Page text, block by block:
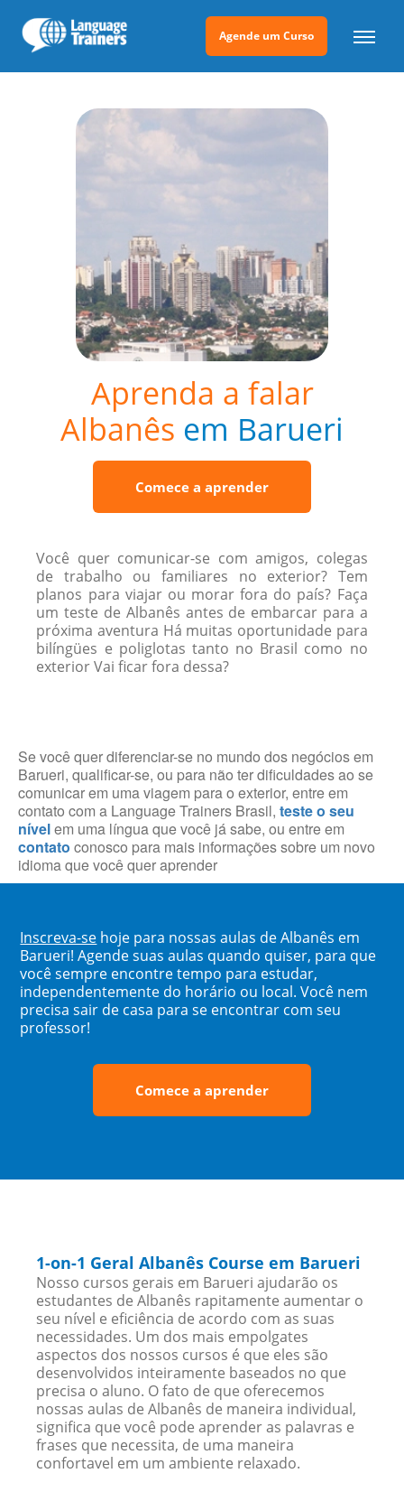
Agende um Curso
Aprenda a falar
Albanês em Barueri
Comece a aprender
Você quer comunicar-se com amigos, colegas
de trabalho ou familiares no exterior? Tem
planos para viajar ou morar fora do país? Faça
um teste de Albanês antes de embarcar para a
próxima aventura Há muitas oportunidade para
bilíngües e poliglotas tanto no Brasil como no
exterior Vai ficar fora dessa?
Se você quer diferenciar-se no mundo dos negócios em
Barueri, qualificar-se, ou para não ter dificuldades ao se
comunicar em uma viagem para o exterior, entre em
contato com a Language Trainers Brasil, teste o seu
nívelem uma língua que você já sabe, ou entre em
contato conosco para mais informações sobre um novo
idioma que você quer aprender
Inscreva-se hoje para nossas aulas de Albanês em
Barueri! Agende suas aulas quando quiser, para que
você sempre encontre tempo para estudar,
independentemente do horário ou local. Você nem
precisa sair de casa para se encontrar com seu
professor!
Comece a aprender
1-on-1 Geral Albanês Course em Barueri
Nosso cursos gerais em Barueri ajudarão os
estudantes de Albanês rapitamente aumentar o
seu nível e eficiência de acordo com as suas
necessidades. Um dos mais empolgates
aspectos dos nossos cursos é que eles são
desenvolvidos inteiramente baseados no que
precisa o aluno. O fato de que oferecemos
nossas aulas de Albanês de maneira individual,
significa que você pode aprender as palavras e
frases que necessita, de uma maneira
confortavel em um ambiente relaxado.